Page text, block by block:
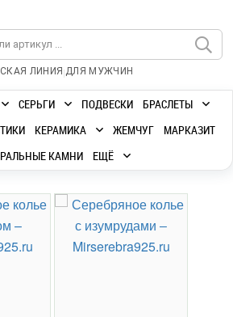
ЛИНИЯ |ДЛЯ МУЖЧИН
СЕРЬГИ ПОДВЕСКИ
БРАСЛЕТЫ
КЕРАМИКА ЖЕМЧУГ
МАРКАЗИТ
КАМНИ
ЕЩЁ